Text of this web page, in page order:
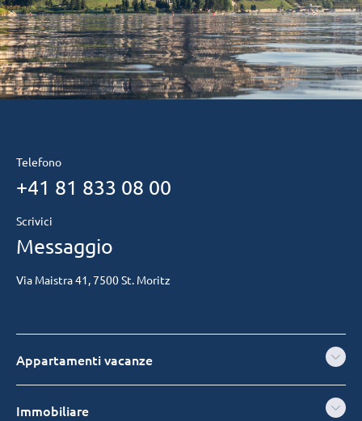
Telefono
+41 81 833 08 00
Scrivici
Messaggio
Via Maistra 41, 7500 St. Moritz
Appartamenti vacanze
Immobiliare